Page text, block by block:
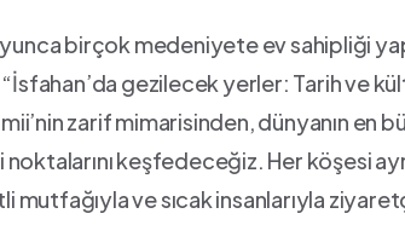
birçok medeniyete​ ev sahipliği​
gezilecek yerler: Tarih ve​
zarif mimarisinden, dünyanın en
keşfedeceğiz. Her köşesi
​mutfağıyla ve sıcak ⁣insanlarıyla